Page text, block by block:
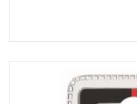
UWAGA: Produkt wycofany ze
sugerowanych zamienników.
Zakres zestawu: PH1